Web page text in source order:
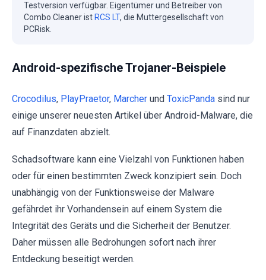
Testversion verfügbar. Eigentümer und Betreiber von
Combo Cleaner ist RCS LT, die Muttergesellschaft von
PCRisk.
Android-spezifische Trojaner-Beispiele
Crocodilus, PlayPraetor, Marcher und ToxicPanda sind nur
einige unserer neuesten Artikel über Android-Malware, die
auf Finanzdaten abzielt.
Schadsoftware kann eine Vielzahl von Funktionen haben
oder für einen bestimmten Zweck konzipiert sein. Doch
unabhängig von der Funktionsweise der Malware
gefährdet ihr Vorhandensein auf einem System die
Integrität des Geräts und die Sicherheit der Benutzer.
Daher müssen alle Bedrohungen sofort nach ihrer
Entdeckung beseitigt werden.